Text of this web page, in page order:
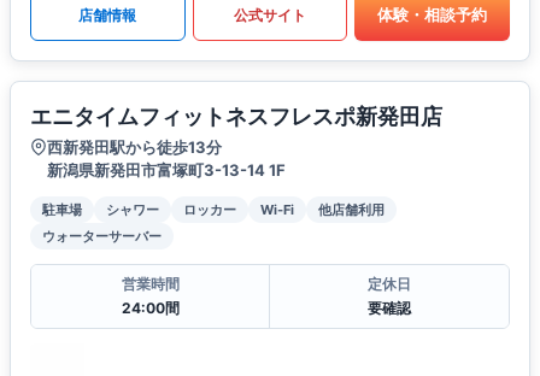
店舗情報 公式サイト 体験・相談予約
エニタイムフィットネスフレスポ新発田店
西新発田駅から徒歩13分
新潟県新発田市富塚町3-13-14 1F
駐車場 シャワー ロッカー Wi-Fi
他店舗利用
ウォーターサーバー
営業時間
24:00間
定休日
要確認